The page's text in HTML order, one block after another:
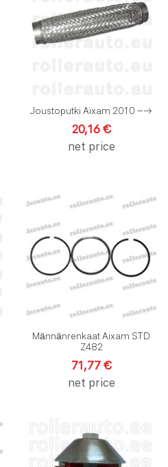
Lisää vertailuun
Pikakatselu
Joustoputki Aixam 2010 --->
20,16 €
net price
Lisää toivelistalle
Lisää vertailuun
Pikakatselu
Männänrenkaat Aixam STD
Z482
71,77 €
net price
Lisää vertailuun